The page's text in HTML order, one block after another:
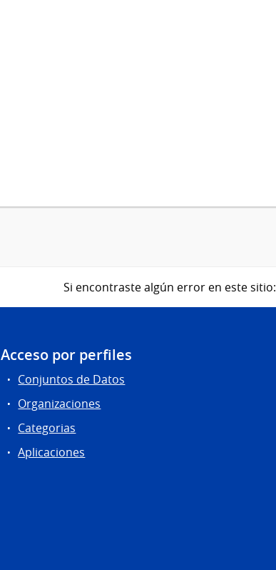
Si encontraste algún error en este sitio:
Acceso por perfiles
Conjuntos de Datos
Organizaciones
Categorias
Aplicaciones